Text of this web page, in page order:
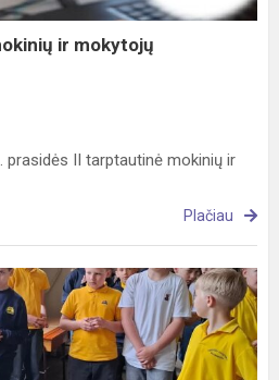
ir mokytojų
prasidės II tarptautinė mokinių ir
Plačiau